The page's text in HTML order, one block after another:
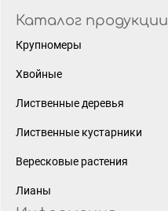
Каталог продукции
Крупномеры
Хвойные
Лиственные деревья
Лиственные кустарники
Вересковые растения
Лианы